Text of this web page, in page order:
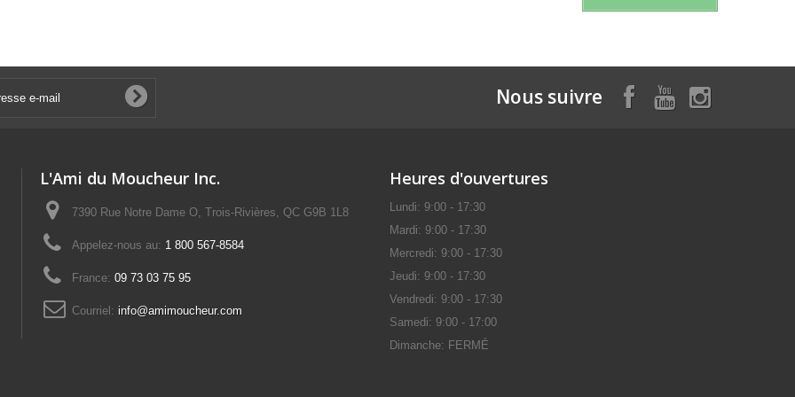
Nous suivre
L'Ami du Moucheur Inc.
7390 Rue Notre Dame O, Trois-Rivières, QC G9B 1L8
Appelez-nous au: 1 800 567-8584
France: 09 73 03 75 95
Courriel: info@amimoucheur.com
Heures d'ouvertures
Lundi: 9:00 - 17:30
Mardi: 9:00 - 17:30
Mercredi: 9:00 - 17:30
Jeudi: 9:00 - 17:30
Vendredi: 9:00 - 17:30
Samedi: 9:00 - 17:00
Dimanche: FERMÉ